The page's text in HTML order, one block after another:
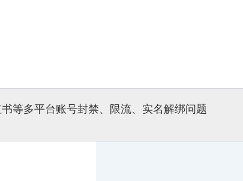
等多平台账号封禁、限流、实名解绑问题